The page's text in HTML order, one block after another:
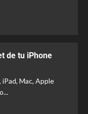
de tu iPhone
Mac, Apple